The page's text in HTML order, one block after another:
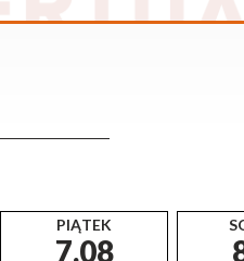
PIĄTEK
7.08